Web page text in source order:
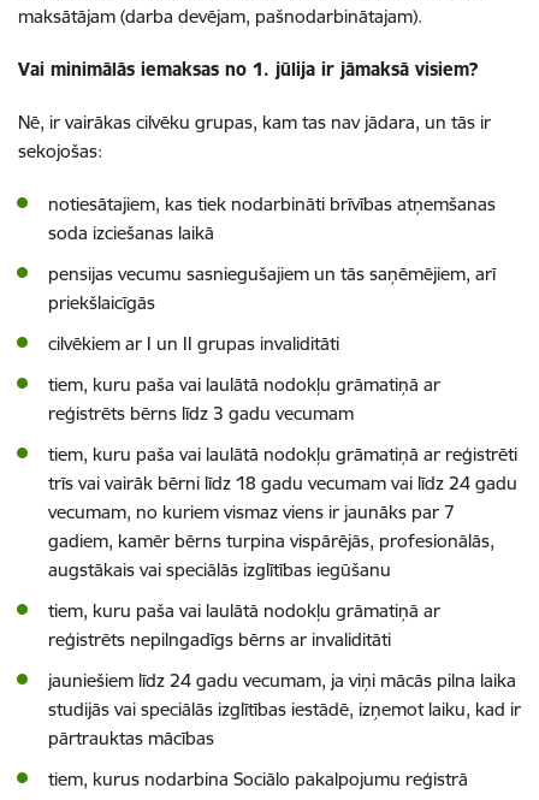
maksātājam (darba devējam, pašnodarbinātajam).
Vai minimālās iemaksas no 1. jūlija ir jāmaksā visiem?
Nē, ir vairākas cilvēku grupas, kam tas nav jādara, un tās ir
sekojošas:
notiesātajiem, kas tiek nodarbināti brīvības atņemšanas
soda izciešanas laikā
pensijas vecumu sasniegušajiem un tās saņēmējiem, arī
priekšlaicīgās
cilvēkiem ar I un II grupas invaliditāti
tiem, kuru paša vai laulātā nodokļu grāmatiņā ar
reģistrēts bērns līdz 3 gadu vecumam
tiem, kuru paša vai laulātā nodokļu grāmatiņā ar reģistrēti
trīs vai vairāk bērni līdz 18 gadu vecumam vai līdz 24 gadu
vecumam, no kuriem vismaz viens ir jaunāks par 7
gadiem, kamēr bērns turpina vispārējās, profesionālās,
augstākais vai speciālās izglītības iegūšanu
tiem, kuru paša vai laulātā nodokļu grāmatiņā ar
reģistrēts nepilngadīgs bērns ar invaliditāti
jauniešiem līdz 24 gadu vecumam, ja viņi mācās pilna laika
studijās vai speciālās izglītības iestādē, izņemot laiku, kad ir
pārtrauktas mācības
tiem, kurus nodarbina Sociālo pakalpojumu reģistrā